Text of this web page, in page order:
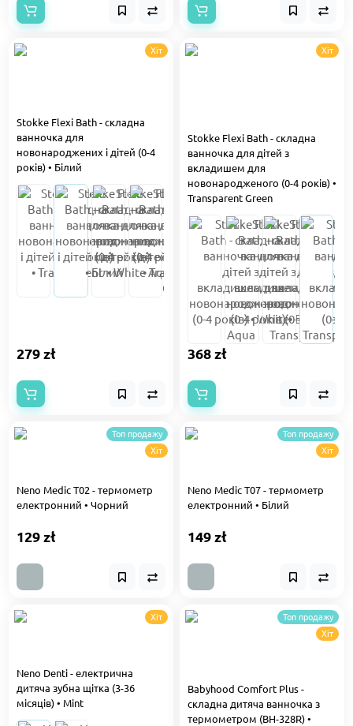
Хіт
Stokke Flexi Bath - складна
ванночка для
новонароджених і дітей (0-4
років) • Білий
279 zł
Хіт
Stokke Flexi Bath - складна
ванночка для дітей з
вкладишем для
новонародженого (0-4 років) •
Transparent Green
368 zł
Топ продажу
Хіт
Neno Medic T02 - термометр
електронний • Чорний
129 zł
Топ продажу
Хіт
Neno Medic T07 - термометр
електронний • Білий
149 zł
Хіт
Neno Denti - електрична
дитяча зубна щітка (3-36
місяців) • Mint
Топ продажу
Хіт
Babyhood Comfort Plus -
складна дитяча ванночка з
термометром (BH-328R) •